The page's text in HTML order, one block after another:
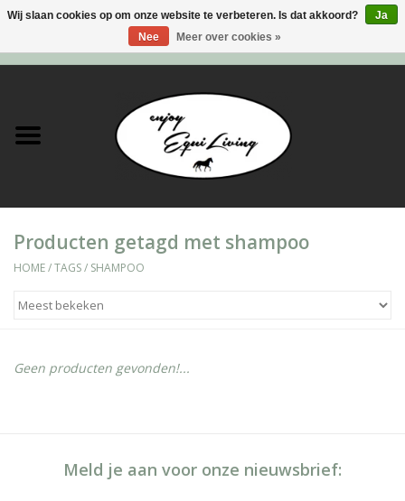
Stal en meer
Ruiter
Producten getagd met shampoo
HOME/TAGS/ SHAMPOO
Geen producten gevonden!...
Meld je aan voor onze nieuwsbrief:
Wij slaan cookies op om onze website te verbeteren. Is dat akkoord?
Ja
Nee
Meer over cookies »